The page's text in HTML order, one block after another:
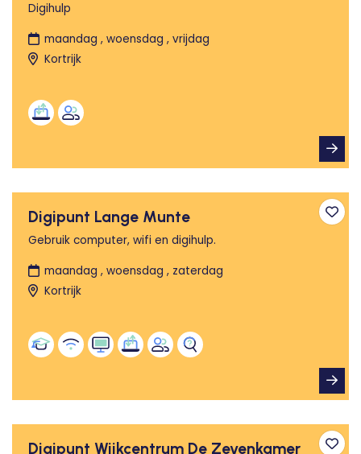
Digihulp
maandag , woensdag , vrijdag
Kortrijk
Digipunt Lange Munte
Gebruik computer, wifi en digihulp.
maandag , woensdag , zaterdag
Kortrijk
Digipunt Wijkcentrum De Zevenkamer